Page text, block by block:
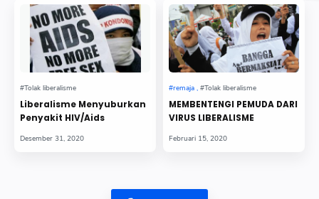
Liberalisme Menyuburkan
Penyakit HIV/Aids
MEMBENTENGI PEMUDA DARI
VIRUS LIBERALISME